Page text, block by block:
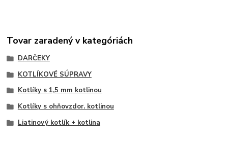
Tovar zaradený v kategóriách
DARČEKY
KOTLÍKOVÉ SÚPRAVY
Kotlíky s 1,5 mm kotlinou
Kotlíky s ohňovzdor. kotlinou
Liatinový kotlík + kotlina